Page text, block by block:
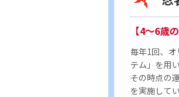
【4〜6歳
毎年1回、
テム」を用
その時点の
を実施してい